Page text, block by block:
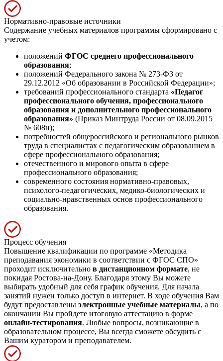
Нормативно-правовые источники
Содержание учебных материалов программы сформировано с
учетом:
положений ФГОС среднего профессионального
образования;
положений Федерального закона № 273-ФЗ от
29.12.2012 «Об образовании в Российской Федерации»;
требований профессионального стандарта «Педагог
профессионального обучения, профессионального
образования и дополнительного профессионального
образования» (Приказ Минтруда России от 08.09.2015
№ 608н);
потребностей общероссийского и регионального рынков
труда в специалистах с педагогическим образованием в
сфере профессионального образования;
отечественного и мирового опыта в сфере
профессионального образования;
современного состояния нормативно-правовых,
психолого-педагогических, медико-биологических и
социально-нравственных основ профессионального
образования.
Процесс обучения
Повышение квалификации по программе «Методика
преподавания экономики в соответствии с ФГОС СПО»
проходит исключительно в дистанционном формате, не
покидая Ростова-на-Дону. Благодаря этому Вы можете
выбирать удобный для себя график обучения. Для начала
занятий нужен только доступ в интернет. В ходе обучения Вам
будут предоставлены электронные учебные материалы, а по
окончании Вы пройдете итоговую аттестацию в форме
онлайн-тестирования. Любые вопросы, возникающие в
образовательном процессе, Вы всегда сможете обсудить с
Вашим куратором и преподавателем.